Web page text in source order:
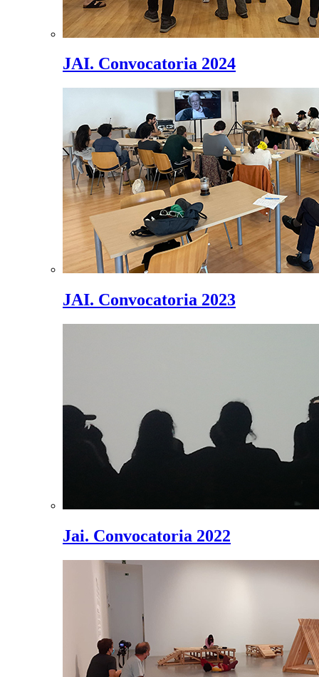
JAI. Convocatoria 2024
JAI. Convocatoria 2023
Jai. Convocatoria 2022